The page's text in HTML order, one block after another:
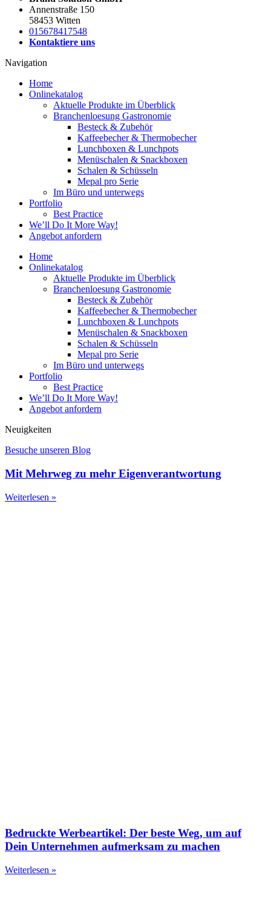
Annenstraße 150
58453 Witten
015678417548
Kontaktiere uns
Navigation
Home
Onlinekatalog
Aktuelle Produkte im Überblick
Branchenloesung Gastronomie
Besteck & Zubehör
Kaffeebecher & Thermobecher
Lunchboxen & Lunchpots
Menüschalen & Snackboxen
Schalen & Schüsseln
Mepal pro Serie
Im Büro und unterwegs
Portfolio
Best Practice
We’ll Do It More Way!
Angebot anfordern
Home
Onlinekatalog
Aktuelle Produkte im Überblick
Branchenloesung Gastronomie
Besteck & Zubehör
Kaffeebecher & Thermobecher
Lunchboxen & Lunchpots
Menüschalen & Snackboxen
Schalen & Schüsseln
Mepal pro Serie
Im Büro und unterwegs
Portfolio
Best Practice
We’ll Do It More Way!
Angebot anfordern
Neuigkeiten
Besuche unseren Blog
Mit Mehrweg zu mehr Eigenverantwortung
Weiterlesen »
Bedruckte Werbeartikel: Der beste Weg, um auf
Dein Unternehmen aufmerksam zu machen​
Weiterlesen »